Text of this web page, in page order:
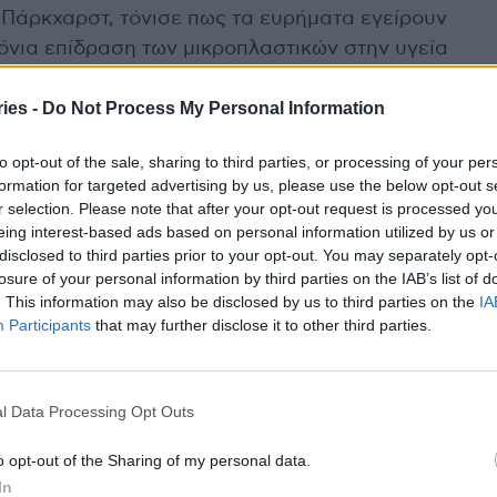
- Do Not Process My Personal Information
opt-out of the sale, sharing to third parties, or processing of your
for targeted advertising by us, please use the below opt-out
selection. Please note that after your opt-out request is processed
interest-based ads based on personal information utilized by us
to third parties prior to your opt-out. You may separately
of your personal information by third parties on the IAB’s list of
This information may also be disclosed by us to third parties on the
Participants that may further disclose it to other third parties.
Data Processing Opt Outs
opt-out of the Sharing of my personal data.
τόνισε πως τα ευρήματα εγείρουν
επίδραση των μικροπλαστικών στην υγεία
ανάγκη για περαιτέρω επιστημονική
τους, αυτή τη φορά εξετάζοντας τον πιθανό
άλλους ιστούς και συστήματα του οργανισμού.
να προστεθεί σε ένα συνεχώς αυξανόμενο πεδίο
πιθανώς σοβαρές επιπτώσεις της
υγεία
. Η διαπίστωση ότι μικροσκοπικά
να επηρεάζουν τόσο κρίσιμες λειτουργίες
υγεία, αναδεικνύει την ανάγκη για πιο
στη χρήση και απόρριψη πλαστικών υλικών